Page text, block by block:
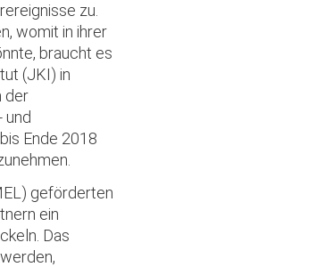
zu.
womit in ihrer
braucht es
(JKI) in
der
und
Ende 2018
geförderten
ein
Das